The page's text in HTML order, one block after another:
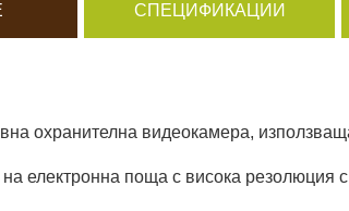
СПЕЦИФИКАЦИИ
охранителна видеокамера,
електронна поща с висока резолюция